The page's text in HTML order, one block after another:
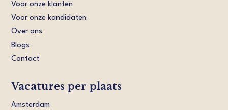
Voor onze klanten
Voor onze kandidaten
Over ons
Blogs
Contact
Vacatures per plaats
Amsterdam